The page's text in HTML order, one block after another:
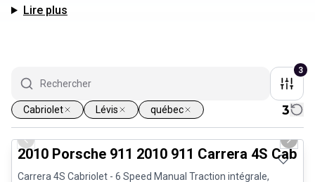
Lire plus
3
Cabriolet Lévis québec 3
Très bonne offre
Previous slide Next
2010 Porsche 911 2010 911 Carrera 4S
Carrera 4S Cabriolet - 6 Speed Manual Traction intégrale,